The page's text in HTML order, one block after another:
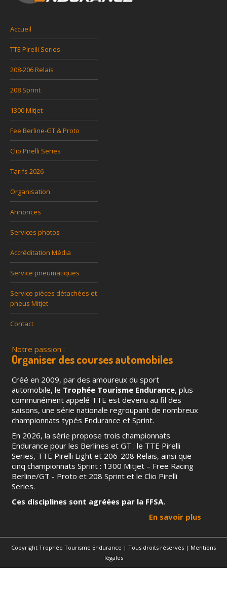
Accueil
TTE Pirelli Series
208-206 Relais
208 Sprint
1300 Mitjet
Fee Berline-GT & Proto
Clio Pirelli Series
Tarifs 2026
Organisation
Annonces
Services photos
Accréditation Média
Service pneumatiques
Service pièces détachées et
pneus Mitjet
Contact
Notre passion :
Organiser des courses automobiles
Créé en 2009, par des amoureux du sport
automobile, le Trophée Tourisme Endurance, plus
communément appelé TTE est devenu au fil des
saisons, une série nationale regroupant de nombreux
championnats typés Endurance et Sprint.
En 2026, la série propose trois championnats
Endurance pour les Berlines et GT : le TTE Pirelli
Series, TTE Pirelli Light et 206-208 Relais, ainsi que
cinq championnats Sprint : 1300 Mitjet – Free Racing
Berline/GT - Proto et 208 Sprint et le Clio Pirelli
Series.
Ces disciplines sont agréées par la FFSA.
En savoir plus
Copyright Trophée Tourisme Endurance | Tous droits réservés | Mentions
légales